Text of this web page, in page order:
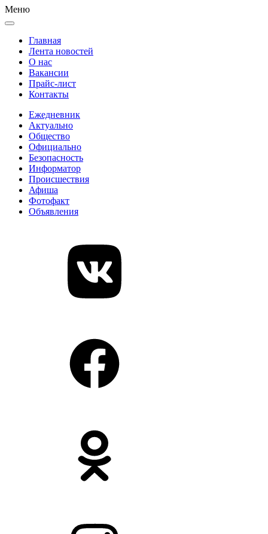
Меню
Главная
Лента новостей
О нас
Вакансии
Прайс-лист
Контакты
Ежедневник
Актуально
Общество
Официально
Безопасность
Информатор
Происшествия
Афиша
Фотофакт
Объявления